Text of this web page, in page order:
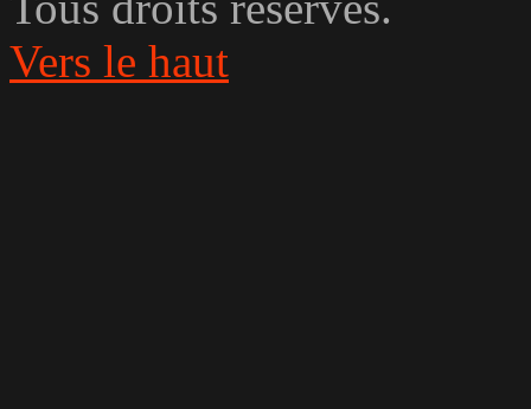
Vers le haut